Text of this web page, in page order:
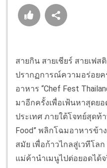
สายกิน สายเชียร์ สายเฟ
ปรากฏการณ์ความอร่อย
อาหาร “Chef Fest
มาอีกครั้งเพื่อเฟ้นหาสุดย
ประเทศ ภายใต้โจทย์สุดท้า
Food” พลิกโฉมอาหารข้
สมัย เพื่อก้าวไกลสู่เวทีโล
แม่ค้านำเมนูไปต่อยอดได้จ